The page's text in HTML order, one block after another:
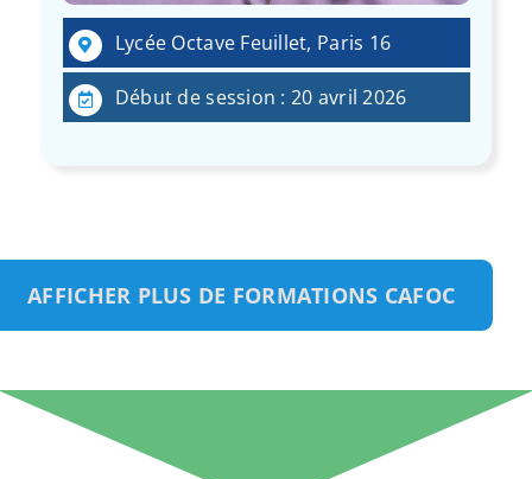
Lycée Octave Feuillet, Paris 16
Début de session : 20 avril 2026
AFFICHER PLUS DE FORMATIONS CAFOC